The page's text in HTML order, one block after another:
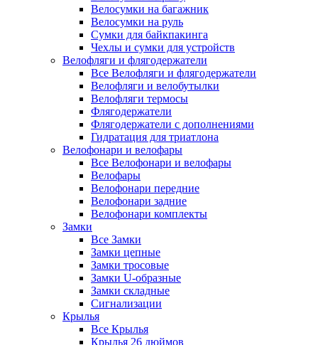
Велосумки на багажник
Велосумки на руль
Сумки для байкпакинга
Чехлы и сумки для устройств
Велофляги и флягодержатели
Все Велофляги и флягодержатели
Велофляги и велобутылки
Велофляги термосы
Флягодержатели
Флягодержатели с дополнениями
Гидратация для триатлона
Велофонари и велофары
Все Велофонари и велофары
Велофары
Велофонари передние
Велофонари задние
Велофонари комплекты
Замки
Все Замки
Замки цепные
Замки тросовые
Замки U-образные
Замки складные
Сигнализации
Крылья
Все Крылья
Крылья 26 дюймов